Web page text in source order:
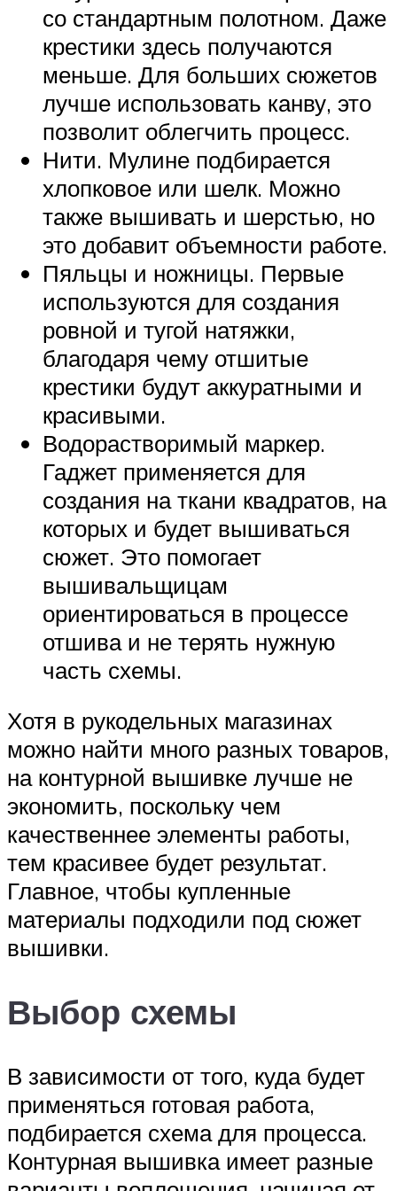
со стандартным полотном. Даже
крестики здесь получаются
меньше. Для больших сюжетов
лучше использовать канву, это
позволит облегчить процесс.
Нити. Мулине подбирается
хлопковое или шелк. Можно
также вышивать и шерстью, но
это добавит объемности работе.
Пяльцы и ножницы. Первые
используются для создания
ровной и тугой натяжки,
благодаря чему отшитые
крестики будут аккуратными и
красивыми.
Водорастворимый маркер.
Гаджет применяется для
создания на ткани квадратов, на
которых и будет вышиваться
сюжет. Это помогает
вышивальщицам
ориентироваться в процессе
отшива и не терять нужную
часть схемы.
Хотя в рукодельных магазинах
можно найти много разных товаров,
на контурной вышивке лучше не
экономить, поскольку чем
качественнее элементы работы,
тем красивее будет результат.
Главное, чтобы купленные
материалы подходили под сюжет
вышивки.
Выбор схемы
В зависимости от того, куда будет
применяться готовая работа,
подбирается схема для процесса.
Контурная вышивка имеет разные